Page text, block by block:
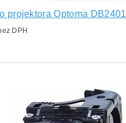
projektora Optoma DB2401
€56,20 bez DPH